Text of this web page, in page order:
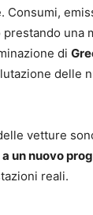
Consumi,
una
di
delle
vetture
un nuovo
reali.